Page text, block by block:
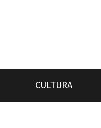
CULTURA